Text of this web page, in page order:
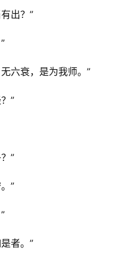
出？”
六衰，是为我师。”
”
”
”
者。”